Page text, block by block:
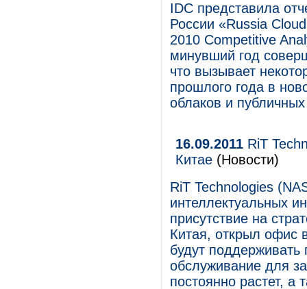
IDC представила
России «Russia
2010 Competitive
минувший год
что вызывает
прошлого года в
облаков и
16.09.2011 RiT
Китае (Новости)
RiT Technologies
интеллектуальных
присутствие на
Китая, открыл офис
будут поддерживать
обслуживание для
постоянно растет, а